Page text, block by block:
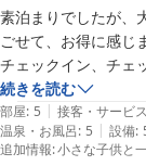
とうございました
てもより分かりや
また、床がフロー
便をおかけいたし
素泊まりでしたが、
ごせて、お得に感じ
チェックイン、チェ
なかったです。
次回は広々とした
続きを読む
部屋: 5 | 接客・サービス
温泉・お風呂: 5 | 設備:
追加情報:小さな子供と